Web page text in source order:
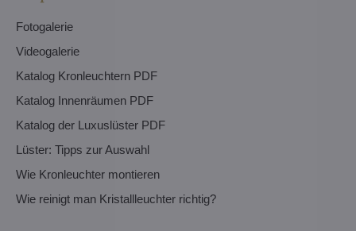
Fotogalerie
Videogalerie
Katalog Kronleuchtern PDF
Katalog Innenräumen PDF
Katalog der Luxuslüster PDF
Lüster: Tipps zur Auswahl
Wie Kronleuchter montieren
Wie reinigt man Kristallleuchter richtig?